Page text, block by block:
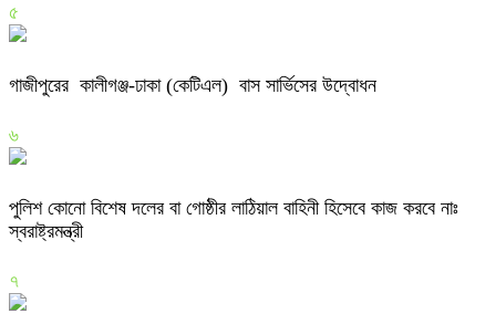
৫
গাজীপুরের কালীগঞ্জ-ঢাকা (কেটিএল) বাস সার্ভিসের উদ্বোধন
৬
পুলিশ কোনো বিশেষ দলের বা গোষ্ঠীর লাঠিয়াল বাহিনী হিসেবে কাজ করবে নাঃ
স্বরাষ্ট্রমন্ত্রী
৭